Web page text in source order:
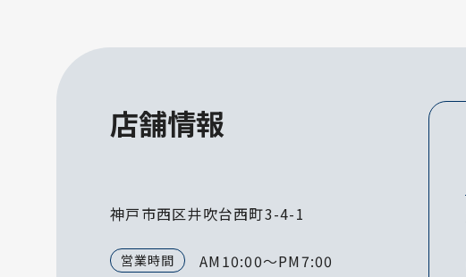
店舗情報
神戸市西区井吹台西町3-4-1
営業時間 AM10:00～PM7:00